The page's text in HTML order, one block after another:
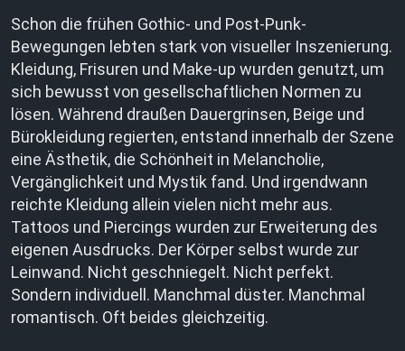
Schon die frühen Gothic- und Post-Punk-
Bewegungen lebten stark von visueller Inszenierung.
Kleidung, Frisuren und Make-up wurden genutzt, um
sich bewusst von gesellschaftlichen Normen zu
lösen. Während draußen Dauergrinsen, Beige und
Bürokleidung regierten, entstand innerhalb der Szene
eine Ästhetik, die Schönheit in Melancholie,
Vergänglichkeit und Mystik fand. Und irgendwann
reichte Kleidung allein vielen nicht mehr aus.
Tattoos und Piercings wurden zur Erweiterung des
eigenen Ausdrucks. Der Körper selbst wurde zur
Leinwand. Nicht geschniegelt. Nicht perfekt.
Sondern individuell. Manchmal düster. Manchmal
romantisch. Oft beides gleichzeitig.